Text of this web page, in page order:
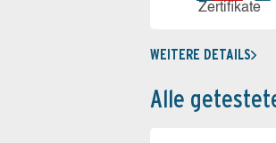
Zerti­fikate
WEITERE DETAILS
Alle